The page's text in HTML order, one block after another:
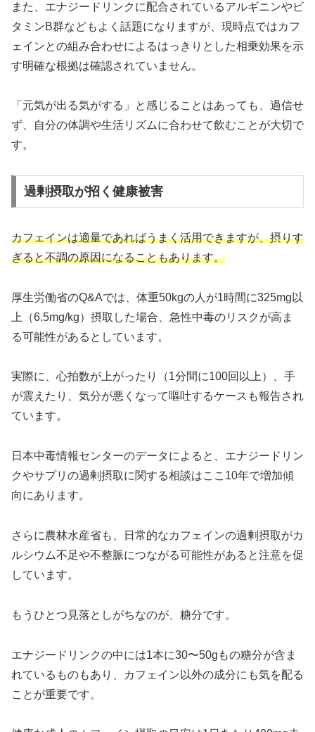
また、エナジードリンクに配合されているアルギニンやビ
タミンB群などもよく話題になりますが、現時点ではカフ
ェインとの組み合わせによるはっきりとした相乗効果を示
す明確な根拠は確認されていません。
「元気が出る気がする」と感じることはあっても、過信せ
ず、自分の体調や生活リズムに合わせて飲むことが大切で
す。
過剰摂取が招く健康被害
カフェインは適量であればうまく活用できますが、摂りす
ぎると不調の原因になることもあります。
厚生労働省のQ&Aでは、体重50kgの人が1時間に325mg以
上（6.5mg/kg）摂取した場合、急性中毒のリスクが高ま
る可能性があるとしています。
実際に、心拍数が上がったり（1分間に100回以上）、手
が震えたり、気分が悪くなって嘔吐するケースも報告され
ています。
日本中毒情報センターのデータによると、エナジードリン
クやサプリの過剰摂取に関する相談はここ10年で増加傾
向にあります。
さらに農林水産省も、日常的なカフェインの過剰摂取がカ
ルシウム不足や不整脈につながる可能性があると注意を促
しています。
もうひとつ見落としがちなのが、糖分です。
エナジードリンクの中には1本に30〜50gもの糖分が含ま
れているものもあり、カフェイン以外の成分にも気を配る
ことが重要です。